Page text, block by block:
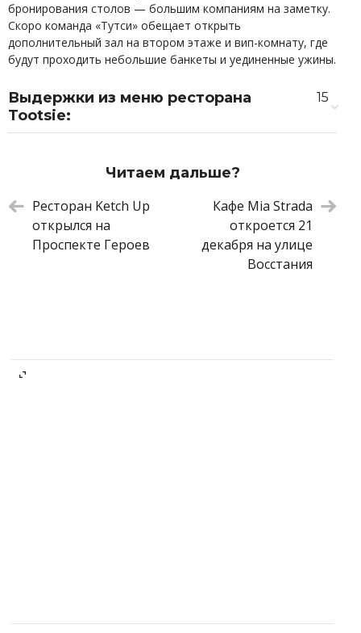
бронирования столов — большим компаниям на заметку.
Скоро команда «Тутси» обещает открыть
дополнительный зал на втором этаже и вип-комнату, где
будут проходить небольшие банкеты и уединенные ужины.
Выдержки из меню ресторана
Tootsie:
15
Шоколадный торт «Медведь»
650 ₽
Теплый яблочный пирог
570 ₽
Крылья барбекю
650 ₽
620 ₽
Филе-миньон
Читаем дальше?
Ресторан Ketch Up
открылся на
Проспекте Героев
Кафе Mia Strada
откроется 21
декабря на улице
Восстания